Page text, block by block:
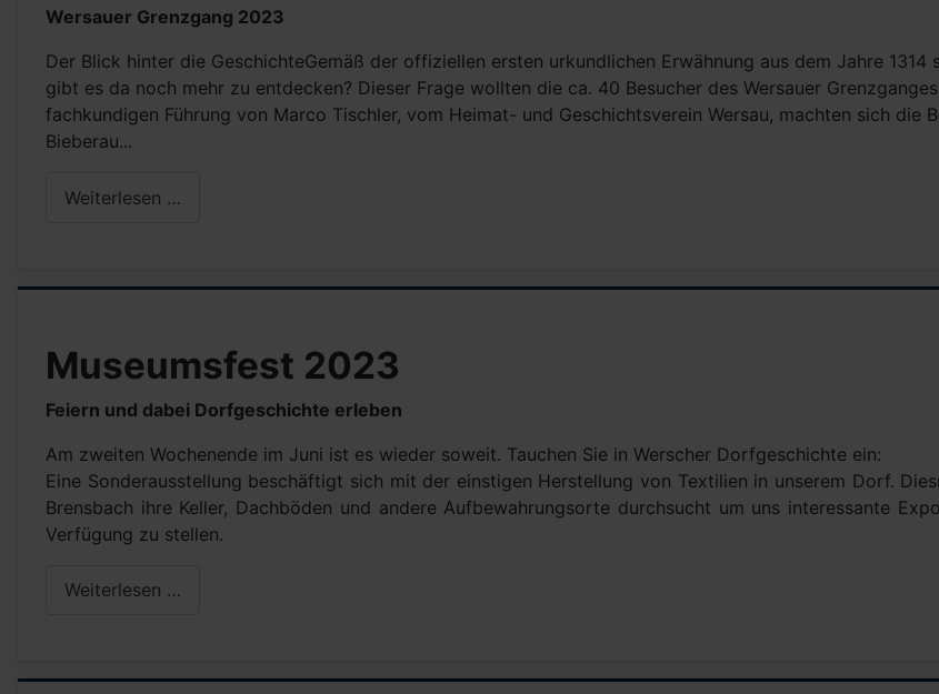
Wersauer Grenzgang 2023
Der Blick hinter die GeschichteGemäß der offiziellen ersten urkundlichen Erwähnung aus dem Jahre
gibt es da noch mehr zu entdecken? Dieser Frage wollten die ca. 40 Besucher des Wersauer
fachkundigen Führung von Marco Tischler, vom Heimat- und Geschichtsverein Wersau, machten sich die
Bieberau...
Weiterlesen …
Museumsfest 2023
Feiern und dabei Dorfgeschichte erleben
Am zweiten Wochenende im Juni ist es wieder soweit. Tauchen Sie in Werscher Dorfgeschichte ein:
Eine Sonderausstellung beschäftigt sich mit der einstigen Herstellung von Textilien in unserem Dorf.
Brensbach ihre Keller, Dachböden und andere Aufbewahrungsorte durchsucht um uns interessante
Verfügung zu stellen.
Weiterlesen …